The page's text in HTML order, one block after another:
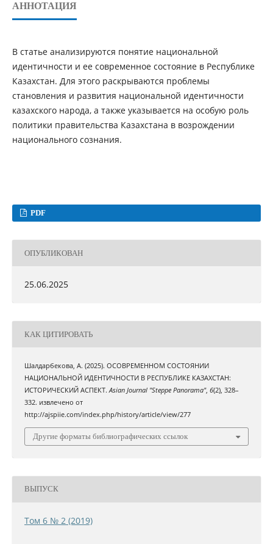
АННОТАЦИЯ
В статье анализируются понятие национальной
идентичности и ее современное состояние в Республике
Казахстан. Для этого раскрываются проблемы
становления и развития национальной идентичности
казахского народа, а также указывается на особую роль
политики правительства Казахстана в возрождении
национального сознания.
PDF
ОПУБЛИКОВАН
25.06.2025
КАК ЦИТИРОВАТЬ
Шалдарбекова, А. (2025). ОСОВРЕМЕННОМ СОСТОЯНИИ
НАЦИОНАЛЬНОЙ ИДЕНТИЧНОСТИ В РЕСПУБЛИКЕ КАЗАХСТАН:
ИСТОРИЧЕСКИЙ АСПЕКТ.Asian Journal "Steppe Panorama", 6(2), 328–
332. извлечено от
http://ajspiie.com/index.php/history/article/view/277
Другие форматы библиографических ссылок
ВЫПУСК
Том 6 № 2 (2019)